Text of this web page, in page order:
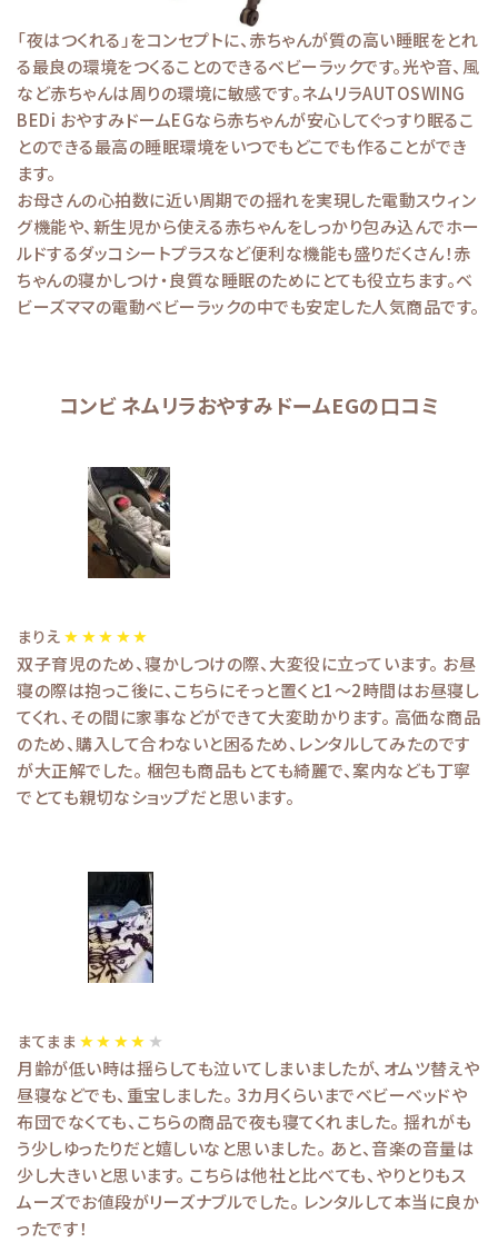
「夜はつくれる」をコンセプトに、赤ちゃんが質の高い睡眠をとれ
る最良の環境をつくることのできるベビーラックです。光や音、風
など赤ちゃんは周りの環境に敏感です。ネムリラAUTOSWING
BEDi おやすみドームEGなら赤ちゃんが安心してぐっすり眠るこ
とのできる最高の睡眠環境をいつでもどこでも作ることができ
ます。
お母さんの心拍数に近い周期での揺れを実現した電動スウィン
グ機能や、新生児から使える赤ちゃんをしっかり包み込んでホー
ルドするダッコシートプラスなど便利な機能も盛りだくさん！赤
ちゃんの寝かしつけ・良質な睡眠のためにとても役立ちます。ベ
ビーズママの電動ベビーラックの中でも安定した人気商品です。
コンビ ネムリラおやすみドームEGの口コミ
まりえ
双子育児のため、寝かしつけの際、大変役に立っています。 お昼
寝の際は抱っこ後に、こちらにそっと置くと1～2時間はお昼寝し
てくれ、その間に家事などができて大変助かります。 高価な商品
のため、購入して合わないと困るため、レンタルしてみたのです
が大正解でした。 梱包も商品もとても綺麗で、案内なども丁寧
でとても親切なショップだと思います。
まてまま
月齢が低い時は揺らしても泣いてしまいましたが、オムツ替えや
昼寝などでも、重宝しました。 3カ月くらいまでベビーベッドや
布団でなくても、こちらの商品で夜も寝てくれました。 揺れがも
う少しゆったりだと嬉しいなと思いました。 あと、音楽の音量は
少し大きいと思います。 こちらは他社と比べても、やりとりもス
ムーズでお値段がリーズナブルでした。 レンタルして本当に良か
ったです！